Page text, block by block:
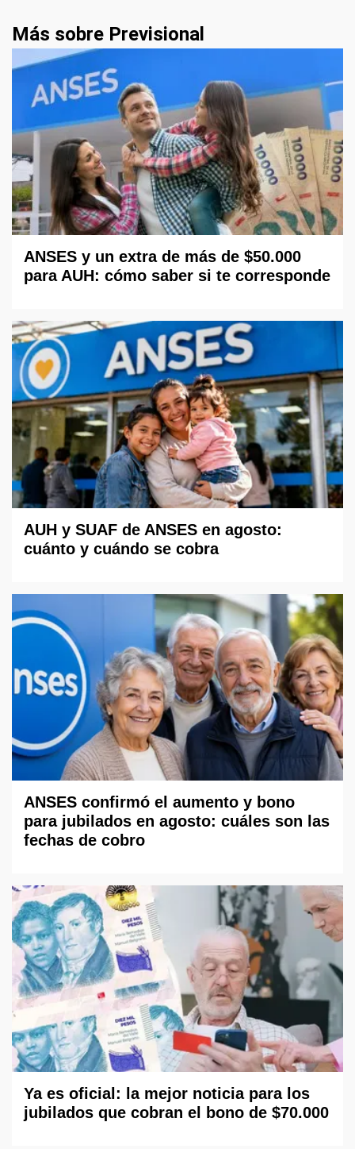
Más sobre Previsional
ANSES y un extra de más de $50.000
para AUH: cómo saber si te corresponde
AUH y SUAF de ANSES en agosto:
cuánto y cuándo se cobra
ANSES confirmó el aumento y bono
para jubilados en agosto: cuáles son las
fechas de cobro
Ya es oficial: la mejor noticia para los
jubilados que cobran el bono de $70.000